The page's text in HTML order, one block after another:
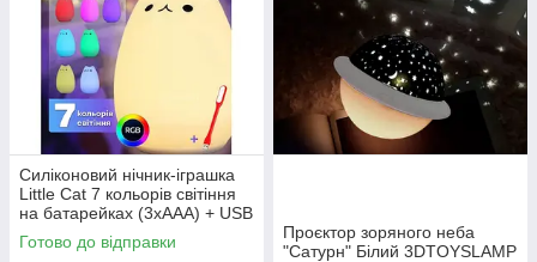
Силіконовий нічник-іграшка
Little Cat 7 кольорів світіння
на батарейках (3хААА) + USB
лампа в дитячу, у спальню
Готово до відправки
Проєктор зоряного неба
"Сатурн" Білий 3DTOYSLAMP